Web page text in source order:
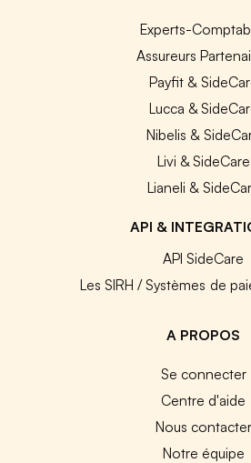
Experts-
Assureurs
Payfit &
Lucca &
Nibelis &
Livi & SideCare
Lianeli &
API &
API SideCare
Les SIRH / Systèmes de
A PROPOS
Se connecter
Centre d'aide
Nous contacter
Notre équipe